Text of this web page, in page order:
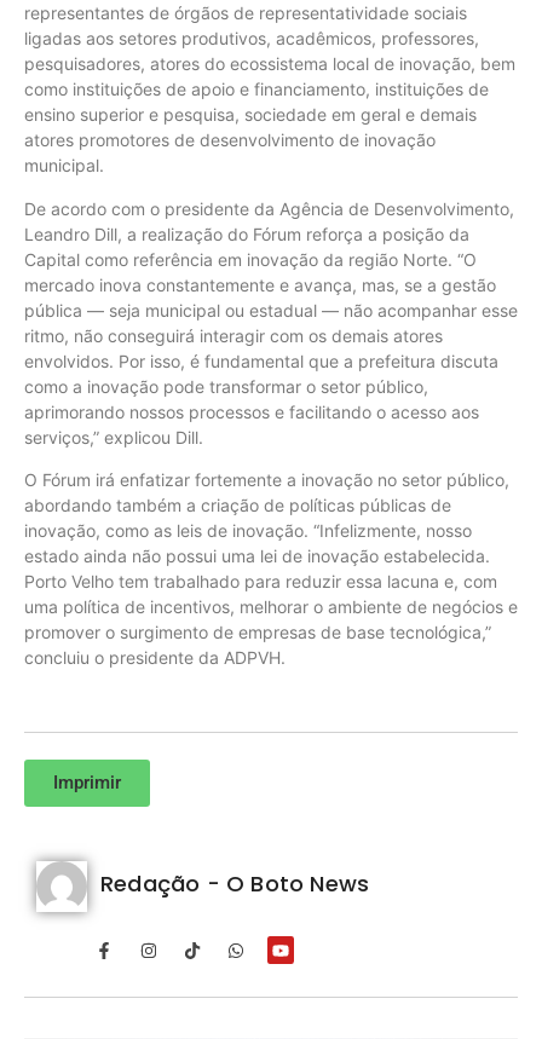
representantes de órgãos de representatividade sociais
ligadas aos setores produtivos, acadêmicos, professores,
pesquisadores, atores do ecossistema local de inovação, bem
como instituições de apoio e financiamento, instituições de
ensino superior e pesquisa, sociedade em geral e demais
atores promotores de desenvolvimento de inovação
municipal.
De acordo com o presidente da Agência de Desenvolvimento,
Leandro Dill, a realização do Fórum reforça a posição da
Capital como referência em inovação da região Norte. “O
mercado inova constantemente e avança, mas, se a gestão
pública — seja municipal ou estadual — não acompanhar esse
ritmo, não conseguirá interagir com os demais atores
envolvidos. Por isso, é fundamental que a prefeitura discuta
como a inovação pode transformar o setor público,
aprimorando nossos processos e facilitando o acesso aos
serviços,” explicou Dill.
O Fórum irá enfatizar fortemente a inovação no setor público,
abordando também a criação de políticas públicas de
inovação, como as leis de inovação. “Infelizmente, nosso
estado ainda não possui uma lei de inovação estabelecida.
Porto Velho tem trabalhado para reduzir essa lacuna e, com
uma política de incentivos, melhorar o ambiente de negócios e
promover o surgimento de empresas de base tecnológica,”
concluiu o presidente da ADPVH.
Imprimir
Redação - O Boto News